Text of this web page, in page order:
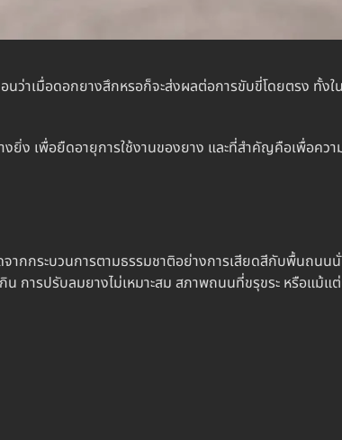
นว่าเมื่อดอกยางสึกหรอก็จะส่งผลต่อการขับขี่โดยตรง ทั้งใ
ยิ่ง เพื่อยืดอายุการใช้งานของยาง และที่สำคัญคือเพื่อคว
กกระบวนการตามธรรมชาติอย่างการเสียดสีกับพื้นถน
น การปรับลมยางไม่เหมาะสม สภาพถนนที่ขรุขระ หรือแม้